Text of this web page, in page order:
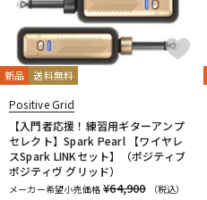
新品 送料無料
Positive Grid
【入門者応援！練習用ギターアンプ
セレクト】Spark Pearl 【ワイヤレ
スSpark LINKセット】（ポジティブ
ポジティヴ グリッド）
メーカー希望小売価格 ¥64,900
（税込）